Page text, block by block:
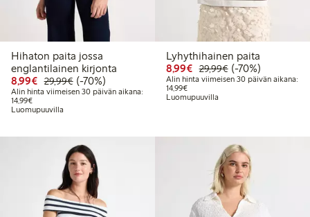
Hihaton paita jossa
englantilainen kirjonta
8,99€ Alennettu hinta: 8,99 €
29,99€Normaalihinta: 29,99 €
70% alennus
(-70%)
Alin hinta viimeisen 30 päivän aikana:
14,99€Alin hinta viimeisen 30 päivän aikana: 14,99 €
Luomupuuvilla
Lyhythihainen paita
8,99€ Alennettu hinta: 8,99 €
29,99€Normaalihinta:
70% alennus
(-70%)
Alin hinta viimeisen 30 päivän aikana:
14,99€Alin hinta viimeisen 30 päivän
Luomupuuvilla